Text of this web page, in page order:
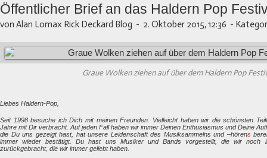
Öffentlicher Brief an das Haldern Pop
von Alan Lomax Rick Deckard Blog - 2. Oktober 2015, 12:36 -
Graue Wolken ziehen auf über dem Haldern Pop
Liebes Haldern-Pop,
Seit 1998 besuche ich Dich mit meinen Freunden. Vielleicht haben wir die schönsten
Jahre mit Dir verbracht. Auf jeden Fall haben wir immer Deinen Enthusiasmus und Deine
die Du uns gezeigt hast, hat unsere Leidenschaft des Musiksammelns und –hörens
immer wieder bestätigt. Du hast uns Musiker und Bands vorgestellt, die wir noch
zurückgebracht, die wir immer geliebt haben.